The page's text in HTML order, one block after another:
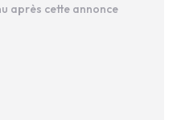
après cette annonce